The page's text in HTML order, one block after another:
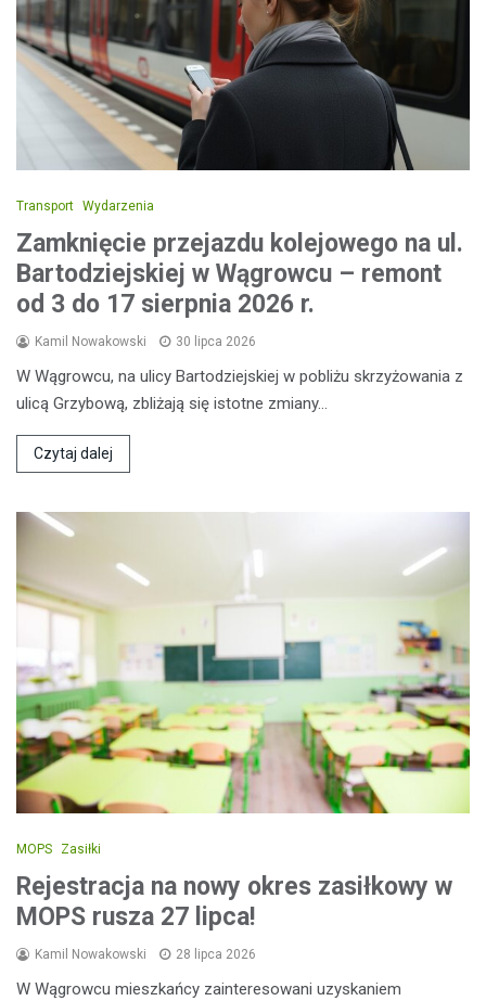
Transport Wydarzenia
Zamknięcie przejazdu kolejowego na ul.
Bartodziejskiej w Wągrowcu – remont
od 3 do 17 sierpnia 2026 r.
Kamil Nowakowski 30 lipca 2026
W Wągrowcu, na ulicy Bartodziejskiej w pobliżu skrzyżowania z
ulicą Grzybową, zbliżają się istotne zmiany…
Czytaj dalej
MOPS Zasiłki
Rejestracja na nowy okres zasiłkowy w
MOPS rusza 27 lipca!
Kamil Nowakowski 28 lipca 2026
W Wągrowcu mieszkańcy zainteresowani uzyskaniem